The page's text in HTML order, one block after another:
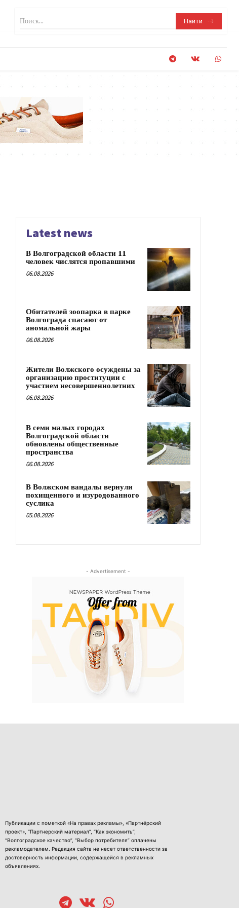
Поиск... Найти
Latest news
В Волгоградской области 11
человек числятся пропавшими
06.08.2026
Обитателей зоопарка в парке
Волгограда спасают от
аномальной жары
06.08.2026
Жители Волжского осуждены за
организацию проституции с
участием несовершеннолетних
06.08.2026
В семи малых городах
Волгоградской области
обновлены общественные
пространства
06.08.2026
В Волжском вандалы вернули
похищенного и изуродованного
суслика
05.08.2026
- Advertisement -
Публикации с пометкой «На правах рекламы», «Партнёрский
проект», “Партнерский материал”, “Как экономить”,
“Волгоградское качество”, “Выбор потребителя” оплачены
рекламодателем. Редакция сайта не несет ответственности за
достоверность информации, содержащейся в рекламных
объявлениях.